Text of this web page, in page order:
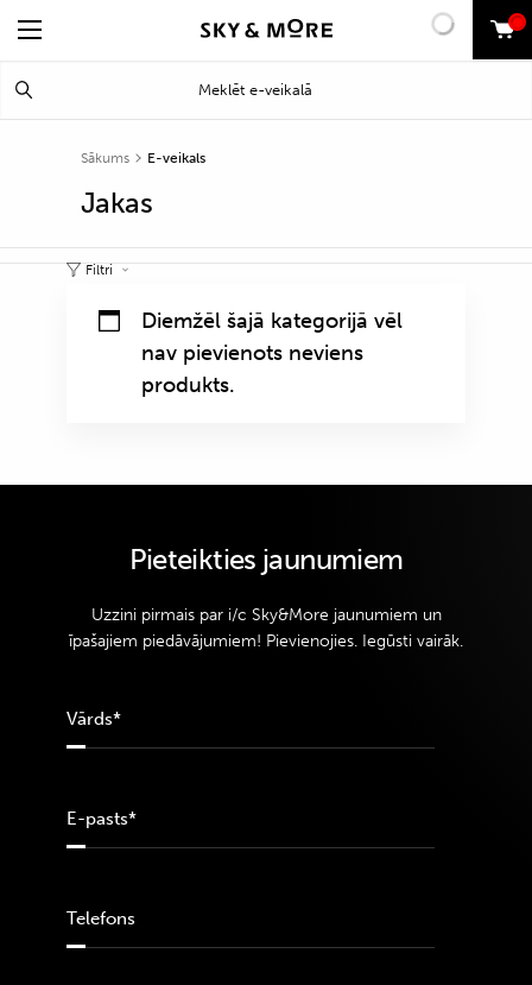
0
Sākums E-veikals
Jakas
Filtri
Diemžēl šajā kategorijā vēl
nav pievienots neviens
produkts.
Pieteikties jaunumiem
Uzzini pirmais par i/c Sky&More jaunumiem un
īpašajiem piedāvājumiem! Pievienojies. Iegūsti vairāk.